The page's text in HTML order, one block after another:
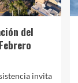
del
invita